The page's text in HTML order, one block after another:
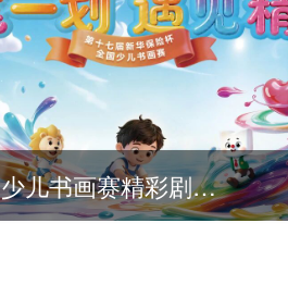
客服节 | 全国少儿书画赛精彩剧透，期待您的参加！